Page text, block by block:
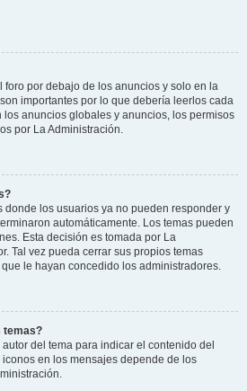
foro por debajo de los anuncios y solo en la
importantes por lo que debería leerlos cada
anuncios globales y anuncios, los permisos
por La Administración.
donde los usuarios ya no pueden responder y
automáticamente. Los temas pueden
Esta decisión es tomada por La
Tal vez pueda cerrar sus propios temas
le hayan concedido los administradores.
temas?
del tema para indicar el contenido del
en los mensajes depende de los